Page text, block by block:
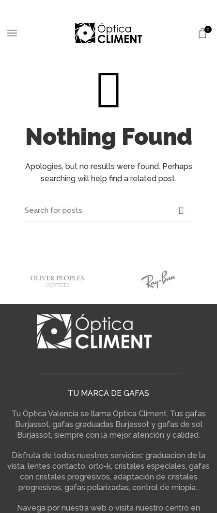
0
Nothing Found
Apologies, but no results were found. Perhaps
searching will help find a related post.
TU MARCA DE GAFAS
Tu Óptica Valencia se llama Óptica Climent. Tus gafas
Burjassot, gafas graduadas Burjassot y gafas de sol
Burjassot, siempre con la mejor atención y calidad.
Disfruta de todos nuestros servicios: graduación de la
vista, lentes contacto, orto-k, cristales especiales, gafas
con cristales progresivos, adaptación de cristales
progresivos, gafas polarizadas, control de miopia…
Navega por nuestra web o visita nuestro centro en